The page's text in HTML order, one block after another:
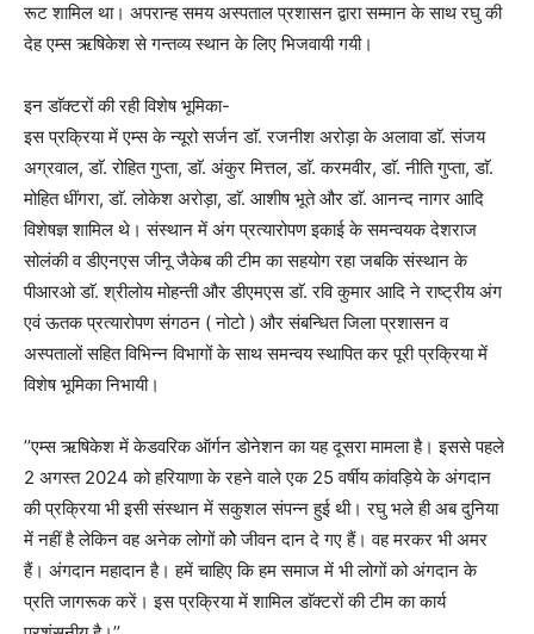
रूट शामिल था। अपरान्ह समय अस्पताल प्रशासन द्वारा सम्मान के साथ रघु की
देह एम्स ऋषिकेश से गन्तव्य स्थान के लिए भिजवायी गयी।
इन डाॅक्टरों की रही विशेष भूमिका-
इस प्रक्रिया में एम्स के न्यूरो सर्जन डाॅ. रजनीश अरोड़ा के अलावा डाॅ. संजय
अग्रवाल, डाॅ. रोहित गुप्ता, डाॅ. अंकुर मित्तल, डाॅ. करमवीर, डाॅ. नीति गुप्ता, डाॅ.
मोहित धींगरा, डाॅ. लोकेश अरोड़ा, डाॅ. आशीष भूते और डाॅ. आनन्द नागर आदि
विशेषज्ञ शामिल थे। संस्थान में अंग प्रत्यारोपण इकाई के समन्वयक देशराज
सोलंकी व डीएनएस जीनू जैकेब की टीम का सहयोग रहा जबकि संस्थान के
पीआरओ डाॅ. श्रीलोय मोहन्ती और डीएमएस डाॅ. रवि कुमार आदि ने राष्ट्रीय अंग
एवं ऊतक प्रत्यारोपण संगठन ( नोटो ) और संबन्धित जिला प्रशासन व
अस्पतालों सहित विभिन्न विभागों के साथ समन्वय स्थापित कर पूरी प्रक्रिया में
विशेष भूमिका निभायी।
’’एम्स ऋषिकेश में केडवरिक ऑर्गन डोनेशन का यह दूसरा मामला है। इससे पहले
2 अगस्त 2024 को हरियाणा के रहने वाले एक 25 वर्षीय कांवड़िये के अंगदान
की प्रक्रिया भी इसी संस्थान में सकुशल संपन्न हुई थी। रघु भले ही अब दुनिया
में नहीं है लेकिन वह अनेक लोगों कोे जीवन दान दे गए हैं। वह मरकर भी अमर
हैं। अंगदान महादान है। हमें चाहिए कि हम समाज में भी लोगों को अंगदान के
प्रति जागरूक करें। इस प्रक्रिया में शामिल डाॅक्टरों की टीम का कार्य